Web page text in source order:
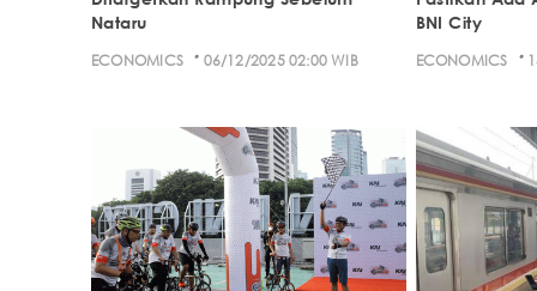
Nataru
ECONOMICS · 06/12/2025 02:00 WIB
BNI City
ECONOMICS ·